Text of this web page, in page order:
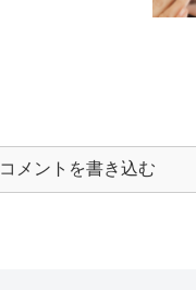
コメントを書き込む